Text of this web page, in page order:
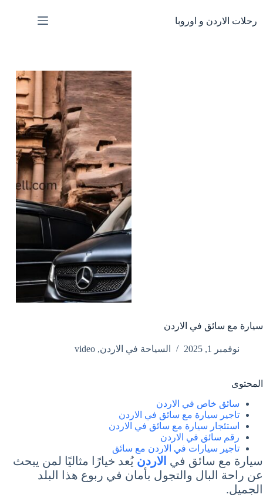
المحتوى
رحلات الاردن و اوروبا
سيارة مع سائق في الاردن
نوفمبر 1, 2025 السياحة في الاردن,
video
المحتوى
سائق خاص في الاردن
تاجير سيارة مع سائق في الاردن
استئجار سيارة مع سائق في الاردن
رقم سائق في الاردن
تاجير سيارات في الاردن مع سائق
سيارة مع سائق في الاردن يُعد خيارًا مثاليًا لمن يبحث
عن راحة البال والتجول بأمان في ربوع هذا البلد
الجميل.